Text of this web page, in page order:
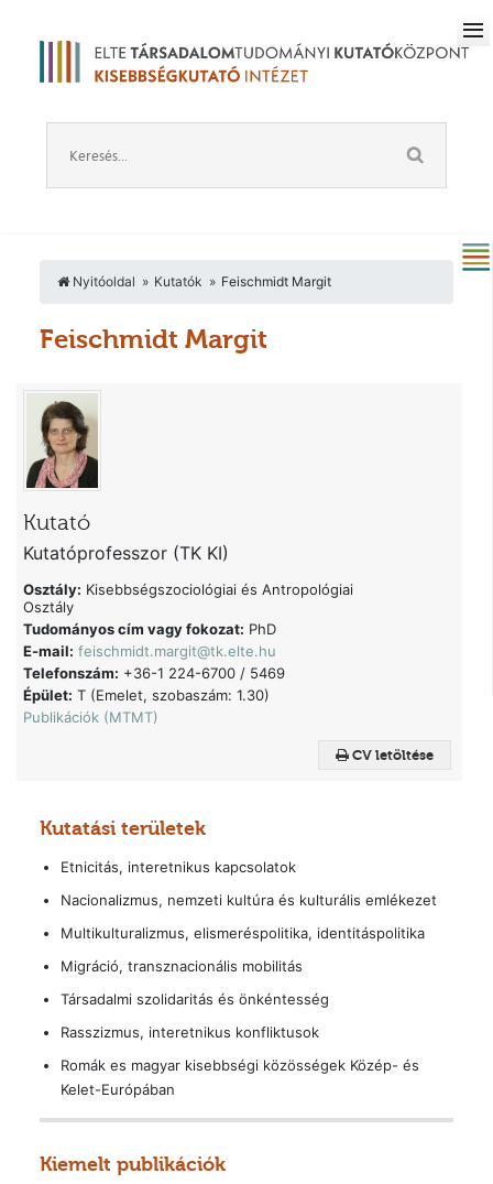
Nyitóoldal Kutatók Feischmidt Margit
Feischmidt Margit
CV letöltése
Kutató
Kutatóprofesszor (TK KI)
Osztály: Kisebbségszociológiai és Antropológiai
Osztály
Tudományos cím vagy fokozat: PhD
E-mail: feischmidt.margit@tk.elte.hu
Telefonszám: +36-1 224-6700 / 5469
Épület: T (Emelet, szobaszám: 1.30)
Publikációk (MTMT)
Kutatási területek
Etnicitás, interetnikus kapcsolatok
Nacionalizmus, nemzeti kultúra és kulturális emlékezet
Multikulturalizmus, elismeréspolitika, identitáspolitika
Migráció, transznacionális mobilitás
Társadalmi szolidaritás és önkéntesség
Rasszizmus, interetnikus konfliktusok
Romák es magyar kisebbségi közösségek Közép- és
Kelet-Európában
Kiemelt publikációk